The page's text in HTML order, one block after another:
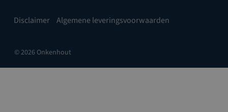
Disclaimer Algemene leveringsvoorwaarden
© 2026 Onkenhout